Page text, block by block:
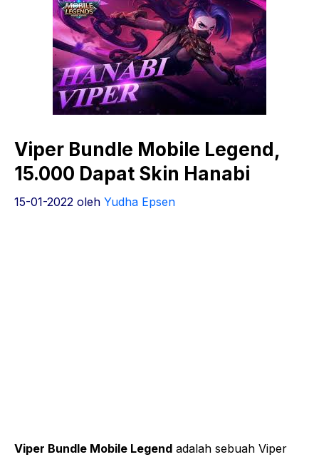
Viper Bundle Mobile Legend,
15.000 Dapat Skin Hanabi
15-01-2022 oleh Yudha Epsen
Viper Bundle Mobile Legend adalah sebuah Viper